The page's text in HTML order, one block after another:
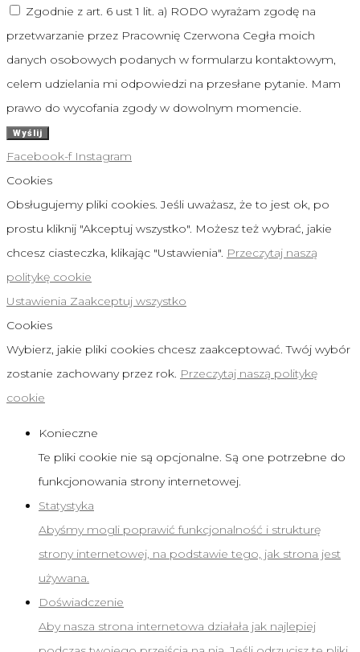
Zgodnie z art. 6 ust 1 lit. a) RODO wyrażam zgodę na
przetwarzanie przez Pracownię Czerwona Cegła moich
danych osobowych podanych w formularzu kontaktowym,
celem udzielania mi odpowiedzi na przesłane pytanie. Mam
prawo do wycofania zgody w dowolnym momencie.
Wyślij
Facebook-f Instagram
Cookies
Obsługujemy pliki cookies. Jeśli uważasz, że to jest ok, po
prostu kliknij "Akceptuj wszystko". Możesz też wybrać, jakie
chcesz ciasteczka, klikając "Ustawienia". Przeczytaj naszą
politykę cookie
Ustawienia Zaakceptuj wszystko
Cookies
Wybierz, jakie pliki cookies chcesz zaakceptować. Twój wybór
zostanie zachowany przez rok. Przeczytaj naszą politykę
cookie
Konieczne
Te pliki cookie nie są opcjonalne. Są one potrzebne do
funkcjonowania strony internetowej.
Statystyka
Abyśmy mogli poprawić funkcjonalność i strukturę
strony internetowej, na podstawie tego, jak strona jest
używana.
Doświadczenie
Aby nasza strona internetowa działała jak najlepiej